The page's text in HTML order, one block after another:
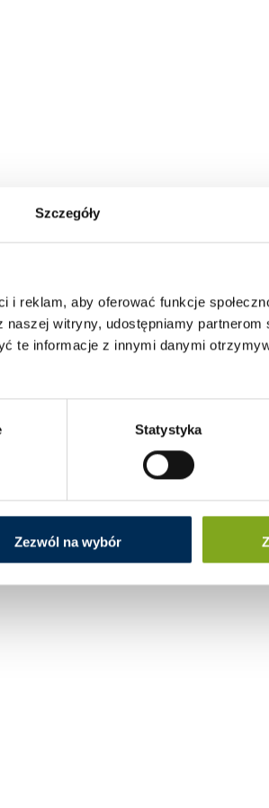
Szczegóły
reklam, aby oferować funkcje
witryny, udostępniamy partnerom
te informacje z innymi danymi
Statystyka
Zezwól na wybór